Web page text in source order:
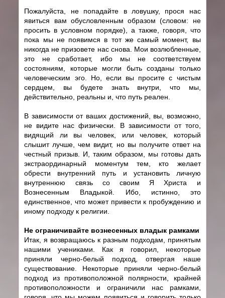
Пожалуйста, не попадайте в ловушку, прося нас
явиться вам обусловленным образом (словом: не
просить в условном порядке), а также, говоря, что
пока мы не появимся в тот же самый момент, вы
никогда не призовете нас снова. Мои возлюбленные,
это не сработает, ибо мы не соответствуем
состояниям, которые могли быть созданы только
человеческим эго. Но, если вы просите с чистым
сердцем, вы будете знать внутри, что мы,
действительно, реальны и, что путь реален.
В зависимости от ваших достижений, вы, возможно,
не видите нас физически. В зависимости от того,
видящий ли вы человек, или человек, который
слышит лучше, чем видит, но вы получите ответ на
честный призыв. И, таким образом, мы готовы дать
экстраординарный моментум тем, кто желает
обрести внутренний путь и установить личную
внутреннюю связь со своим Я Христа и
Вознесенным Владыкой. Ибо, истинно, это
единственное, что может привести к пробуждению и
иному подходу к религии.
Не ограничивайте вознесенных владык рамками
Итак, я возвращаюсь к разным подходам, принятым
нашими учениками. Как я говорил, некоторые
приняли черно-белый подход, отвергая наше
существование. Некоторые приняли черно-белый
подход из противоположной полярности, крайней
противоположности и ограничили нас рамками,